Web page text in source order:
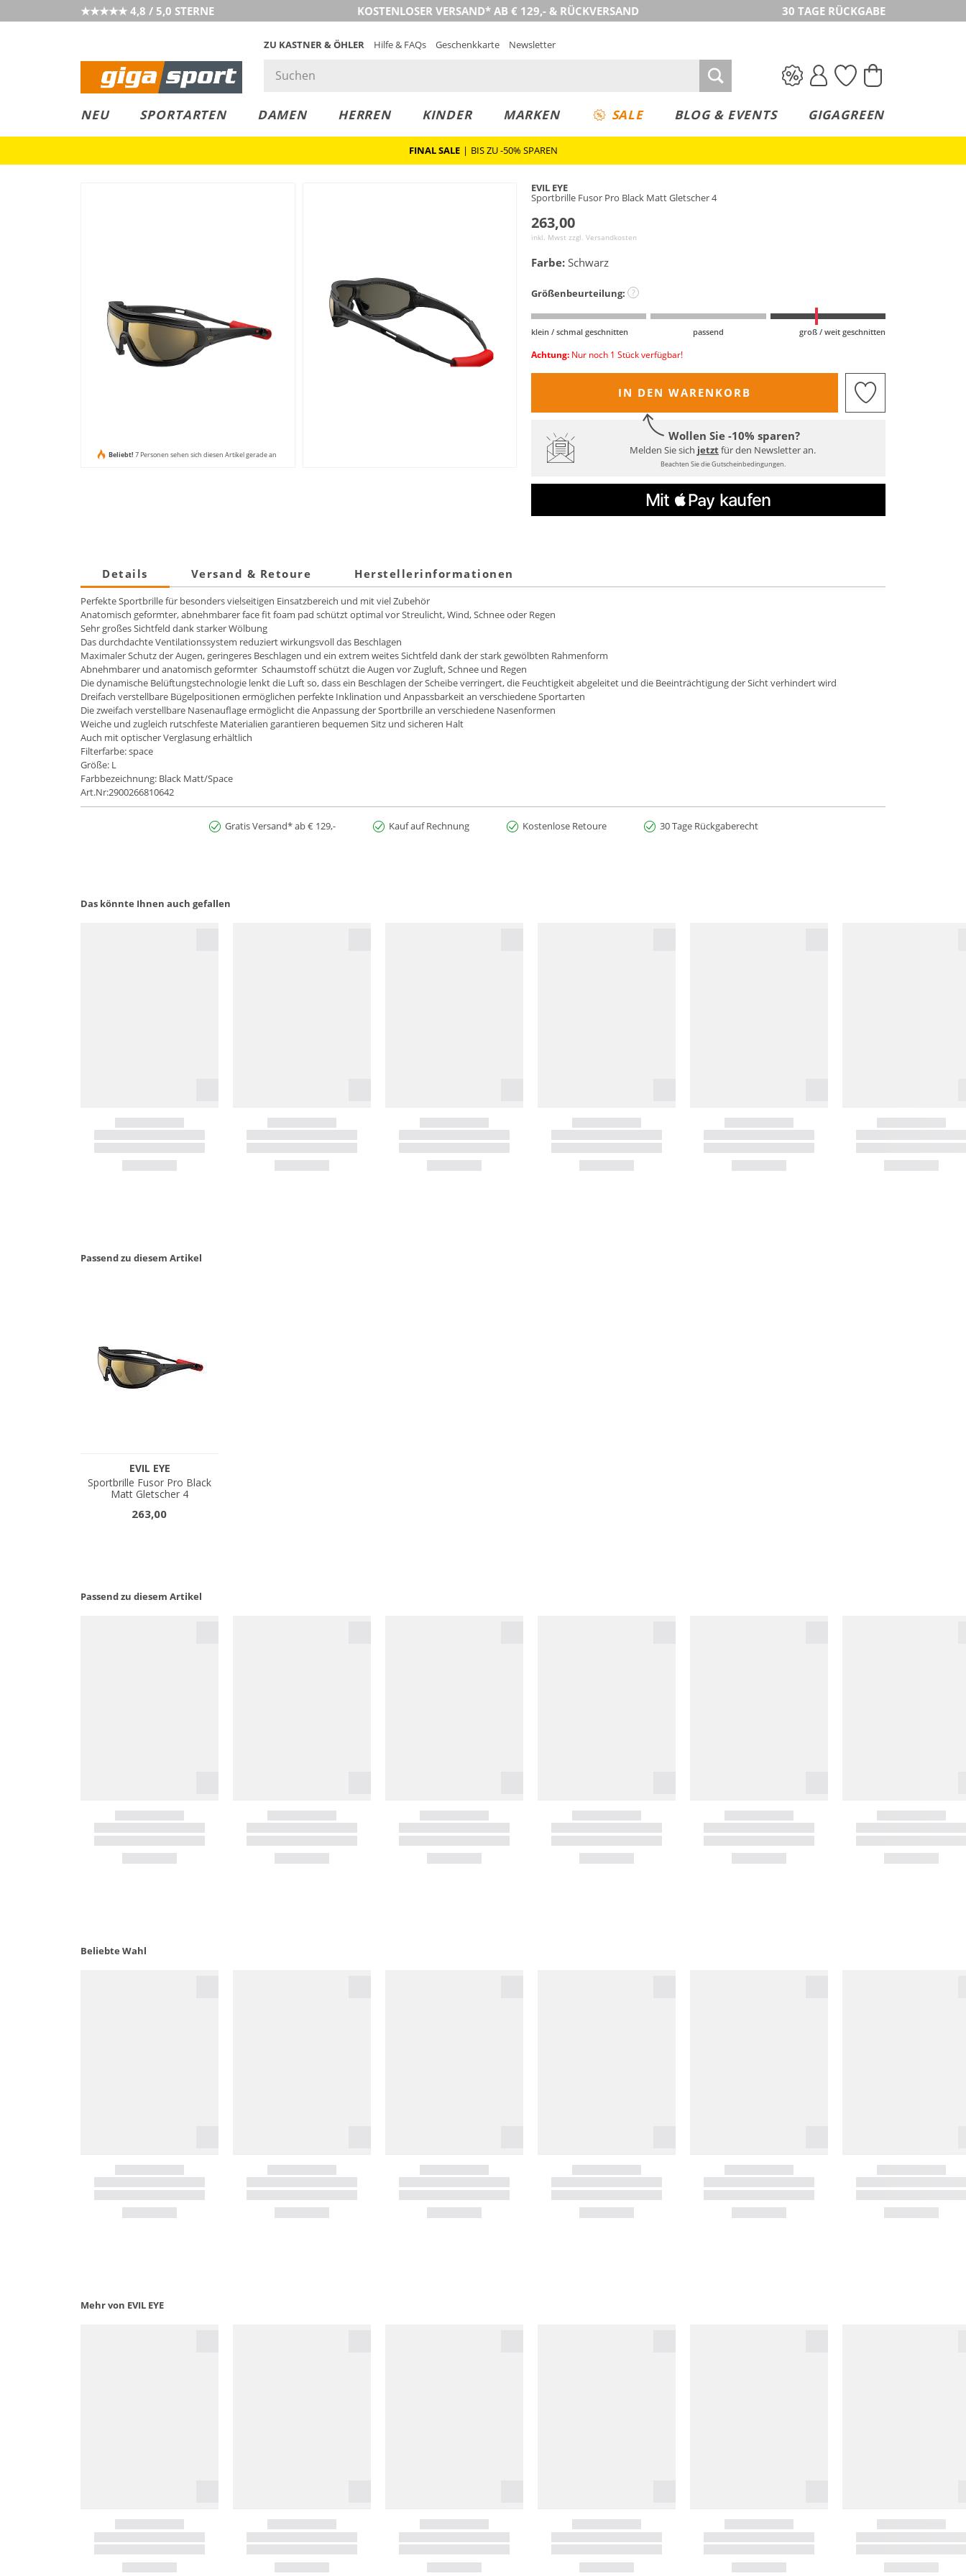
★★★★★ 4,8 / 5,0 STERNE KOSTENLOSER VERSAND* AB € 129,- & RÜCKVERSAND 30 TAGE RÜCKGABE
ZU KASTNER & ÖHLER Hilfe & FAQs Geschenkkarte Newsletter
NEU SPORTARTEN DAMEN HERREN KINDER MARKEN SALE BLOG & EVENTS GIGAGREEN
FINAL SALE | BIS ZU -50% SPAREN
Beliebt! 7 Personen sehen sich diesen Artikel gerade an
EVIL EYE
Sportbrille Fusor Pro Black Matt Gletscher 4
263,00
inkl. Mwst zzgl. Versandkosten
Farbe: Schwarz
Größenbeurteilung: ?
klein / schmal geschnitten passend groß / weit geschnitten
Achtung: Nur noch 1 Stück verfügbar!
IN DEN WARENKORB
Wollen Sie -10% sparen?
Melden Sie sich jetztfür den Newsletter an.
Beachten Sie die Gutscheinbedingungen.
Details Versand & Retoure Herstellerinformationen
Perfekte Sportbrille für besonders vielseitigen Einsatzbereich und mit viel Zubehör
Anatomisch geformter, abnehmbarer face fit foam pad schützt optimal vor Streulicht, Wind, Schnee oder Regen
Sehr großes Sichtfeld dank starker Wölbung
Das durchdachte Ventilationssystem reduziert wirkungsvoll das Beschlagen
Maximaler Schutz der Augen, geringeres Beschlagen und ein extrem weites Sichtfeld dank der stark gewölbten Rahmenform
Abnehmbarer und anatomisch geformter Schaumstoff schützt die Augen vor Zugluft, Schnee und Regen
Die dynamische Belüftungstechnologie lenkt die Luft so, dass ein Beschlagen der Scheibe verringert, die Feuchtigkeit abgeleitet und die Beeinträchtigung der Sicht verhindert wird
Dreifach verstellbare Bügelpositionen ermöglichen perfekte Inklination und Anpassbarkeit an verschiedene Sportarten
Die zweifach verstellbare Nasenauflage ermöglicht die Anpassung der Sportbrille an verschiedene Nasenformen
Weiche und zugleich rutschfeste Materialien garantieren bequemen Sitz und sicheren Halt
Auch mit optischer Verglasung erhältlich
Filterfarbe: space
Größe: L
Farbbezeichnung: Black Matt/Space
Art.Nr:2900266810642
Gratis Versand* ab € 129,- Kauf auf Rechnung Kostenlose Retoure 30 Tage Rückgaberecht
Das könnte Ihnen auch gefallen
Passend zu diesem Artikel
Passend zu diesem Artikel
Beliebte Wahl
Mehr von EVIL EYE